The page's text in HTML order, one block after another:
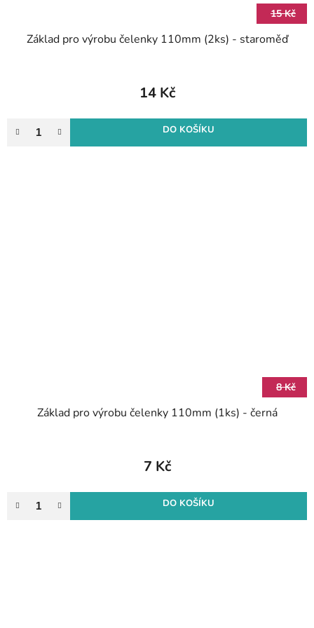
15 Kč
Základ pro výrobu čelenky 110mm (2ks) - staroměď
14 Kč
DO KOŠÍKU
8 Kč
Základ pro výrobu čelenky 110mm (1ks) - černá
7 Kč
DO KOŠÍKU